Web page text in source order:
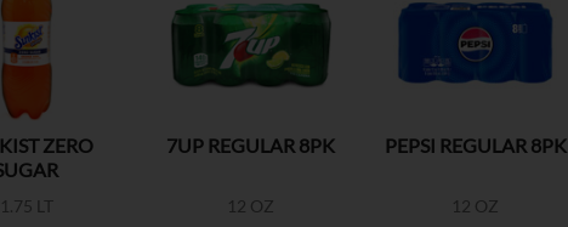
ZERO
1.75 LT
7UP REGULAR 8PK
12 OZ
PEPSI REGULAR 8PK
12 OZ